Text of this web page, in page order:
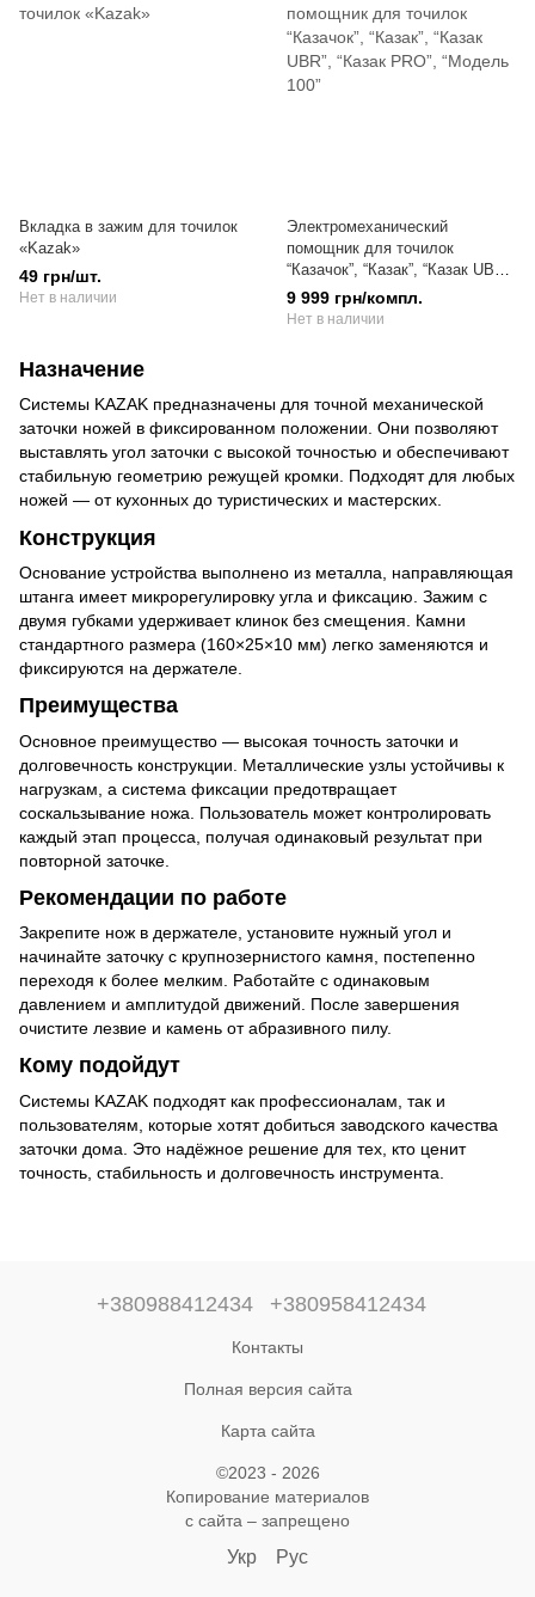
Вкладка в зажим для точилок
«Kazak»
49 грн/шт.
Нет в наличии
Электромеханический
помощник для точилок
“Казачок”, “Казак”, “Казак UBR”,
“Казак PRO”, “Модель 100”
9 999 грн/компл.
Нет в наличии
Назначение
Системы KAZAK предназначены для точной механической
заточки ножей в фиксированном положении. Они позволяют
выставлять угол заточки с высокой точностью и обеспечивают
стабильную геометрию режущей кромки. Подходят для любых
ножей — от кухонных до туристических и мастерских.
Конструкция
Основание устройства выполнено из металла, направляющая
штанга имеет микрорегулировку угла и фиксацию. Зажим с
двумя губками удерживает клинок без смещения. Камни
стандартного размера (160×25×10 мм) легко заменяются и
фиксируются на держателе.
Преимущества
Основное преимущество — высокая точность заточки и
долговечность конструкции. Металлические узлы устойчивы к
нагрузкам, а система фиксации предотвращает
соскальзывание ножа. Пользователь может контролировать
каждый этап процесса, получая одинаковый результат при
повторной заточке.
Рекомендации по работе
Закрепите нож в держателе, установите нужный угол и
начинайте заточку с крупнозернистого камня, постепенно
переходя к более мелким. Работайте с одинаковым
давлением и амплитудой движений. После завершения
очистите лезвие и камень от абразивного пилу.
Кому подойдут
Системы KAZAK подходят как профессионалам, так и
пользователям, которые хотят добиться заводского качества
заточки дома. Это надёжное решение для тех, кто ценит
точность, стабильность и долговечность инструмента.
+380988412434 +380958412434
Контакты
Полная версия сайта
Карта сайта
©2023 - 2026
Копирование материалов
с сайта – запрещено
Укр Рус